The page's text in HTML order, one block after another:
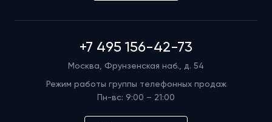
+7 495 156-42-73
Москва, Фрунзенская наб., д. 54
Режим работы группы телефонных продаж
Пн-вс: 9:00 – 21:00